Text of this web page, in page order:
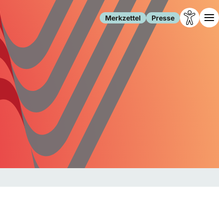
Merkzettel Presse
Leben
Familie
Freizeit
Gesundheit
Internet
Gesellschaft
Forschung
Migration
Polizei